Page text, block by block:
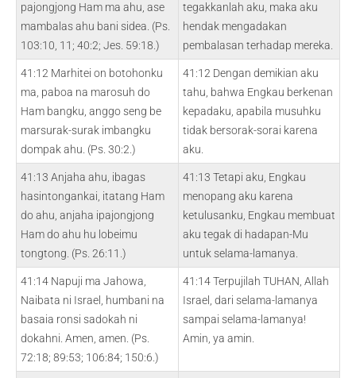
pajongjong Ham ma ahu, ase
mambalas ahu bani sidea. (Ps.
103:10, 11; 40:2; Jes. 59:18.)
tegakkanlah aku, maka aku
hendak mengadakan
pembalasan terhadap mereka.
41:12 Marhitei on botohonku
ma, paboa na marosuh do
Ham bangku, anggo seng be
marsurak-surak imbangku
dompak ahu. (Ps. 30:2.)
41:12 Dengan demikian aku
tahu, bahwa Engkau berkenan
kepadaku, apabila musuhku
tidak bersorak-sorai karena
aku.
41:13 Anjaha ahu, ibagas
hasintongankai, itatang Ham
do ahu, anjaha ipajongjong
Ham do ahu hu lobeimu
tongtong. (Ps. 26:11.)
41:13 Tetapi aku, Engkau
menopang aku karena
ketulusanku, Engkau membuat
aku tegak di hadapan-Mu
untuk selama-lamanya.
41:14 Napuji ma Jahowa,
Naibata ni Israel, humbani na
basaia ronsi sadokah ni
dokahni. Amen, amen. (Ps.
72:18; 89:53; 106:84; 150:6.)
41:14 Terpujilah TUHAN, Allah
Israel, dari selama-lamanya
sampai selama-lamanya!
Amin, ya amin.